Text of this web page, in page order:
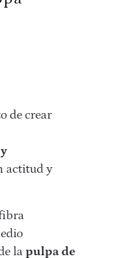
de crear
actitud y
lapulpa de